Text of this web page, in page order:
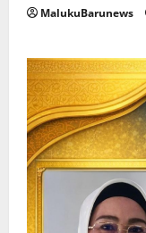
MalukuBarunews